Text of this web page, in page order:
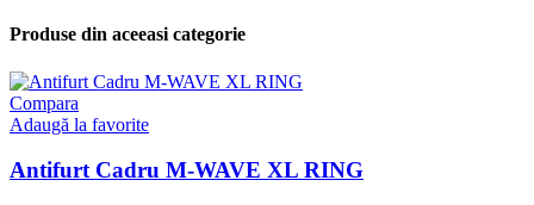
Produse din aceeasi categorie
Compara
Adaugă la favorite
Antifurt Cadru M-WAVE XL RING